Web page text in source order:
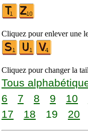
Cliquez pour enlever une
Cliquez pour changer la
Tous
6
7 8 9 10
17
18 19 20